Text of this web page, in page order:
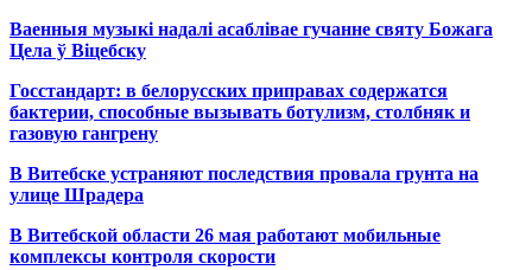
Ваенныя музыкі надалі асаблівае гучанне святу Божага
Цела ў Віцебску
Госстандарт: в белорусских приправах содержатся
бактерии, способные вызывать ботулизм, столбняк и
газовую гангрену
В Витебске устраняют последствия провала грунта на
улице Шрадера
В Витебской области 26 мая работают мобильные
комплексы контроля скорости